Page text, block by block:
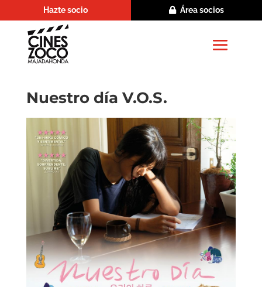
Hazte socio Área socios
Nuestro día V.O.S.